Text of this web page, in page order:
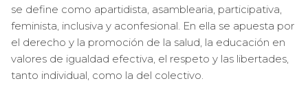
se define como apartidista, asamblearia, participativa,
feminista, inclusiva y aconfesional. En ella se apuesta por
el derecho y la promoción de la salud, la educación en
valores de igualdad efectiva, el respeto y las libertades,
tanto individual, como la del colectivo.